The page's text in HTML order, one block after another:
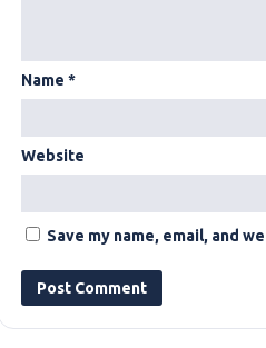
Name *
Website
Save my name, email, and